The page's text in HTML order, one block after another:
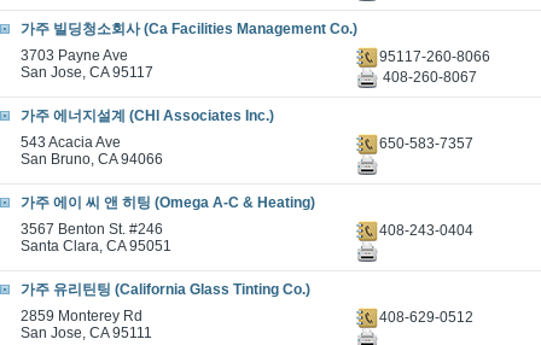
가주 빌딩청소회사 (Ca Facilities Management Co.)
3703 Payne Ave
San Jose, CA 95117
95117-260-8066
408-260-8067
가주 에너지설계 (CHl Associates Inc.)
543 Acacia Ave
San Bruno, CA 94066
650-583-7357
가주 에이 씨 앤 히팅 (Omega A-C & Heating)
3567 Benton St. #246
Santa Clara, CA 95051
408-243-0404
가주 유리틴팅 (California Glass Tinting Co.)
2859 Monterey Rd
San Jose, CA 95111
408-629-0512